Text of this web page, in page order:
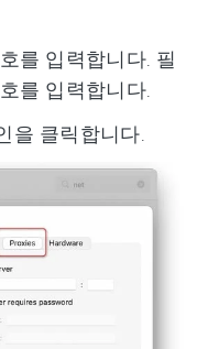
를 입력합니다. 필
를 입력합니다.
을 클릭합니다.